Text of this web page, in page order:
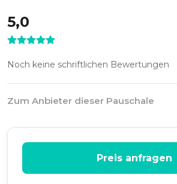
5,0
Noch keine schriftlichen Bewertungen
Zum Anbieter dieser Pauschale
Preis anfragen